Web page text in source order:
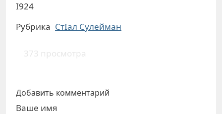
I924
Рубрика СтIал Сулейман
373 просмотра
Добавить комментарий
Ваше имя